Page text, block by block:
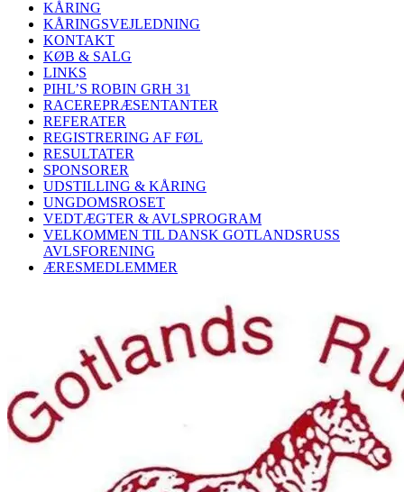
KÅRING
KÅRINGSVEJLEDNING
KONTAKT
KØB & SALG
LINKS
PIHL’S ROBIN GRH 31
RACEREPRÆSENTANTER
REFERATER
REGISTRERING AF FØL
RESULTATER
SPONSORER
UDSTILLING & KÅRING
UNGDOMSROSET
VEDTÆGTER & AVLSPROGRAM
VELKOMMEN TIL DANSK GOTLANDSRUSS
AVLSFORENING
ÆRESMEDLEMMER